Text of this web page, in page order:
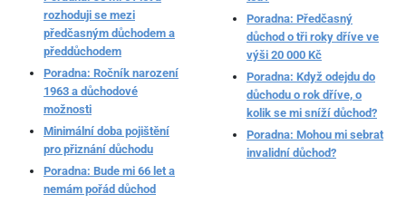
rozhoduji se mezi
předčasným důchodem a
předdůchodem
Poradna: Ročník narození
1963 a důchodové
možnosti
Minimální doba pojištění
pro přiznání důchodu
Poradna: Bude mi 66 let a
nemám pořád důchod
Poradna: Předčasný
důchod o tři roky dříve ve
výši 20 000 Kč
Poradna: Když odejdu do
důchodu o rok dříve, o
kolik se mi sníží důchod?
Poradna: Mohou mi sebrat
invalidní důchod?